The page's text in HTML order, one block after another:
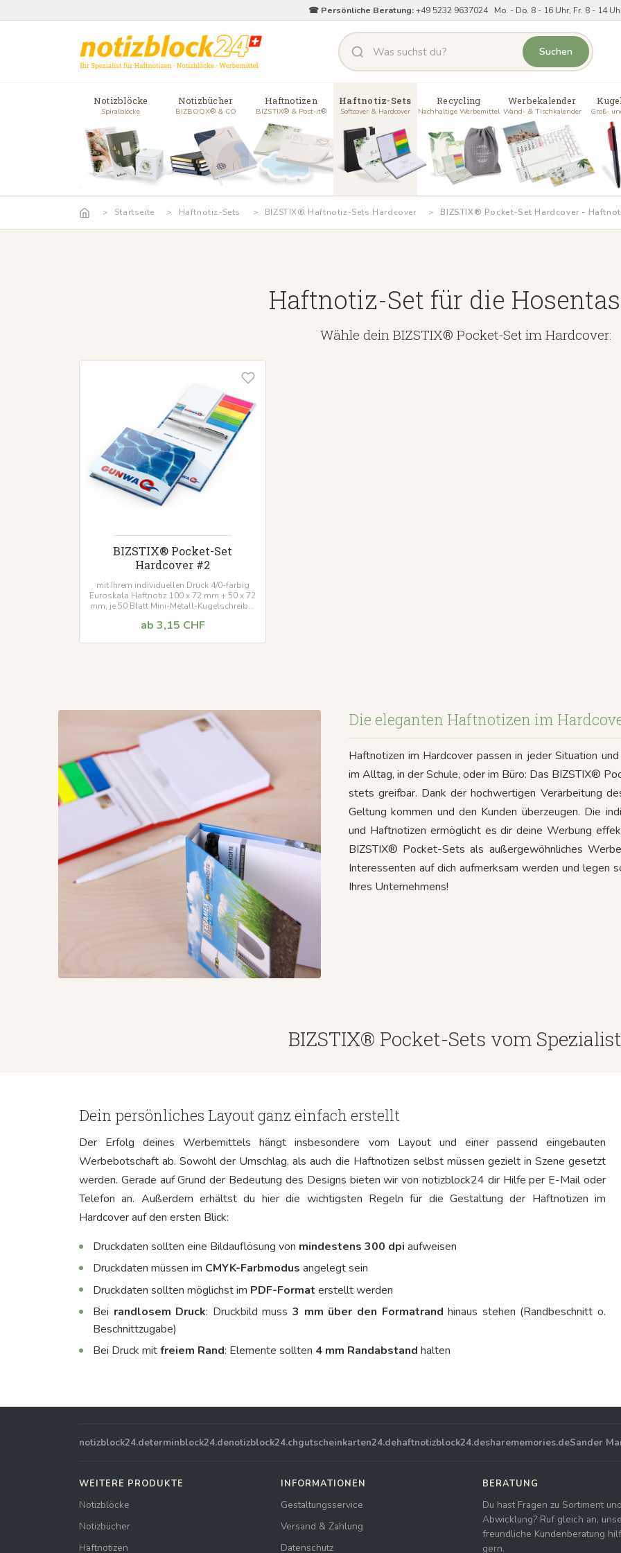
☎ Persönliche Beratung:+49 5232 9637024 Mo. - Do. 8 - 16 Uhr, Fr. 8 - 14
Suchen
Notizblöcke
Spiralblöcke
Notizbücher
BIZBOOX® & CO
Haftnotizen
BIZSTIX® & Post-it®
Haftnotiz-Sets
Softcover & Hardcover
Recycling
Nachhaltige Werbemittel
Werbekalender
Wand- & Tischkalender Groß-
Startseite Haftnotiz-Sets BIZSTIX® Haftnotiz-Sets Hardcover BIZSTIX® Pocket-Set Hardcover -
Haftnotiz-Set für die
Wähle dein BIZSTIX® Pocket-Set im Hardcover:
BIZSTIX® Pocket-Set
Hardcover #2
mit Ihrem individuellen Druck 4/0-farbig
Euroskala Haftnotiz 100 x 72 mm + 50 x 72
mm, je 50 Blatt Mini-Metall-Kugelschreiber
ab 3,15 CHF
Die eleganten Haftnotizen im
Haftnotizen im Hardcover passen in jeder Situation
im Alltag, in der Schule, oder im Büro: Das BIZSTIX®
stets greifbar. Dank der hochwertigen Verarbeitung
Geltung kommen und den Kunden überzeugen. Die
und Haftnotizen ermöglicht es dir deine Werbung
BIZSTIX® Pocket-Sets als außergewöhnliches
Interessenten auf dich aufmerksam werden und
Ihres Unternehmens!
BIZSTIX® Pocket-Sets vom
Dein persönliches Layout ganz einfach erstellt
Der Erfolg deines Werbemittels hängt insbesondere vom Layout und einer passend eingebauten
Werbebotschaft ab. Sowohl der Umschlag, als auch die Haftnotizen selbst müssen gezielt in Szene gesetzt
werden. Gerade auf Grund der Bedeutung des Designs bieten wir von notizblock24 dir Hilfe per E-Mail oder
Telefon an. Außerdem erhältst du hier die wichtigsten Regeln für die Gestaltung der Haftnotizen im
Hardcover auf den ersten Blick:
Druckdaten sollten eine Bildauflösung von mindestens 300 dpi aufweisen
Druckdaten müssen im CMYK-Farbmodus angelegt sein
Druckdaten sollten möglichst im PDF-Format erstellt werden
Bei randlosem Druck: Druckbild muss3 mm über den Formatrand hinaus stehen (Randbeschnitt o.
Beschnittzugabe)
Bei Druck mitfreiem Rand: Elemente sollten 4 mm Randabstand halten
notizblock24.determinblock24.denotizblock24.chgutscheinkarten24.dehaftnotizblock24.desharememories.deSander
WEITERE PRODUKTE
Notizblöcke
Notizbücher
Haftnotizen
INFORMATIONEN
Gestaltungsservice
Versand & Zahlung
Datenschutz
BERATUNG
Du hast Fragen zu Sortiment
Abwicklung? Ruf gleich an,
freundliche Kundenberatung
gern.